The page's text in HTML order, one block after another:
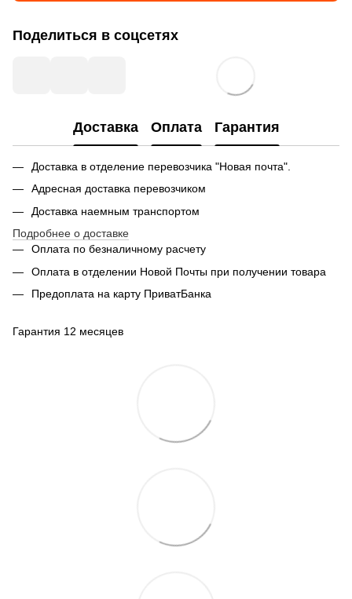
Поделиться в соцсетях
Доставка Оплата Гарантия
Доставка в отделение перевозчика "Новая почта".
Адресная доставка перевозчиком
Доставка наемным транспортом
Подробнее о доставке
Оплата по безналичному расчету
Оплата в отделении Новой Почты при получении товара
Предоплата на карту ПриватБанка
Гарантия 12 месяцев